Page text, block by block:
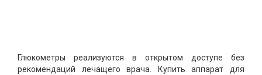
Глюкометры реализуются в открытом доступе без
рекомендаций лечащего врача. Купить аппарат для